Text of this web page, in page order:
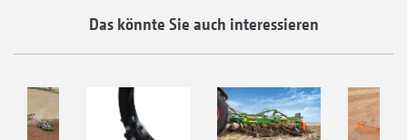
Das könnte Sie auch interessieren